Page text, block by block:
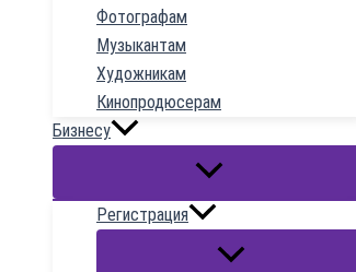
Фотографам
Музыкантам
Художникам
Кинопродюсерам
Бизнесу
Регистрация